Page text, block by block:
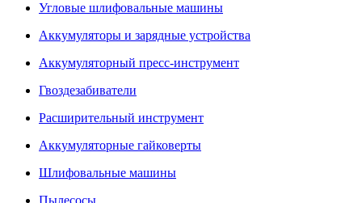
Угловые шлифовальные машины
Аккумуляторы и зарядные устройства
Аккумуляторный пресс-инструмент
Гвоздезабиватели
Расширительный инструмент
Аккумуляторные гайковерты
Шлифовальные машины
Пылесосы